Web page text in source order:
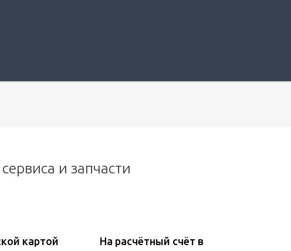
и запчасти
картой
На расчётный счёт в